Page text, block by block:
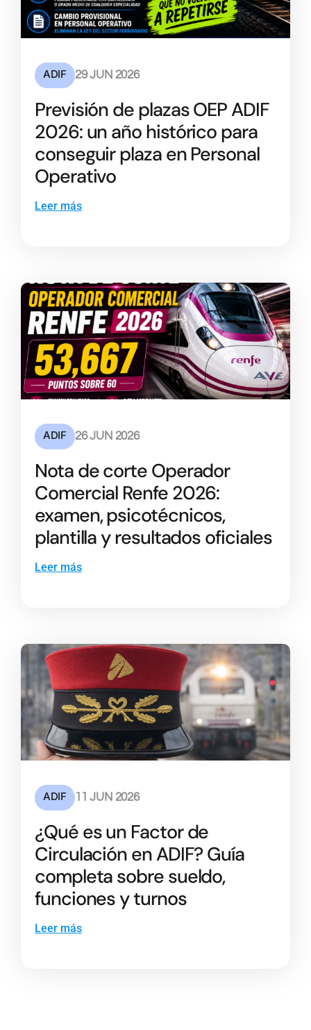
ADIF 29 JUN 2026
Previsión de plazas OEP ADIF
2026: un año histórico para
conseguir plaza en Personal
Operativo
Leer más
ADIF 26 JUN 2026
Nota de corte Operador
Comercial Renfe 2026:
examen, psicotécnicos,
plantilla y resultados oficiales
Leer más
ADIF 11 JUN 2026
¿Qué es un Factor de
Circulación en ADIF? Guía
completa sobre sueldo,
funciones y turnos
Leer más